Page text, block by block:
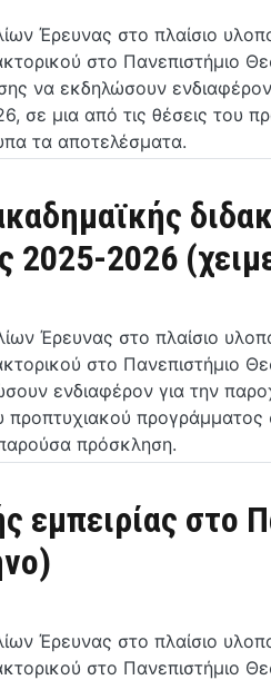
Έρευνας στο πλαίσιο
στο Πανεπιστήμιο
να εκδηλώσουν
σε μια από τις θέσεις του
τα αποτελέσματα.
2025-2026
Έρευνας στο πλαίσιο
στο
ενδιαφέρον για την
πρόσκληση.
εμπειρίας στο
Έρευνας στο πλαίσιο
στο